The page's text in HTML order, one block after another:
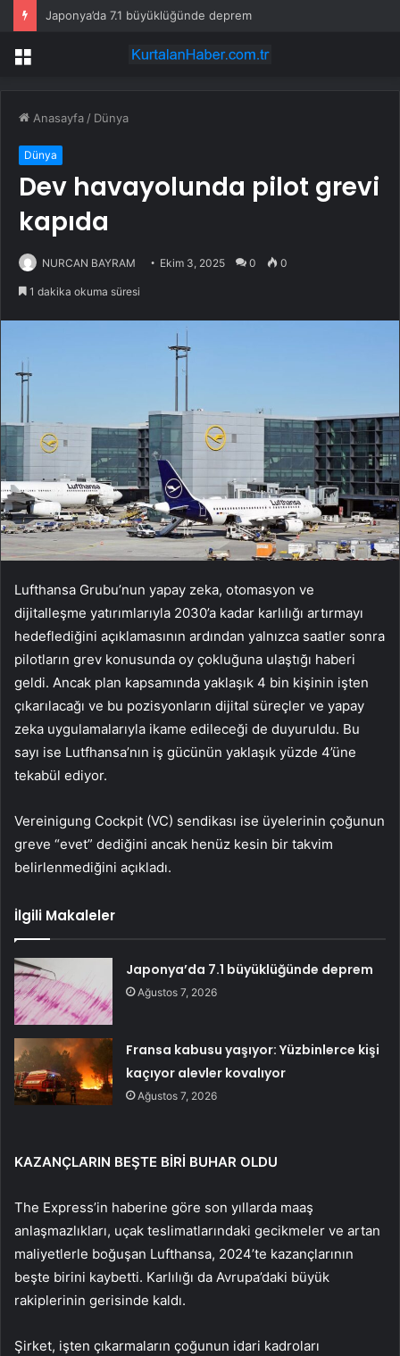
Japonya’da 7.1 büyüklüğünde deprem
Menü
Anasayfa / Dünya
Dünya
Dev havayolunda pilot grevi
kapıda
NURCAN BAYRAM Ekim 3, 2025 0 0
1 dakika okuma süresi
Lufthansa Grubu’nun yapay zeka, otomasyon ve
dijitalleşme yatırımlarıyla 2030’a kadar karlılığı artırmayı
hedeflediğini açıklamasının ardından yalnızca saatler sonra
pilotların grev konusunda oy çokluğuna ulaştığı haberi
geldi. Ancak plan kapsamında yaklaşık 4 bin kişinin işten
çıkarılacağı ve bu pozisyonların dijital süreçler ve yapay
zeka uygulamalarıyla ikame edileceği de duyuruldu. Bu
sayı ise Lutfhansa’nın iş gücünün yaklaşık yüzde 4’üne
tekabül ediyor.
Vereinigung Cockpit (VC) sendikası ise üyelerinin çoğunun
greve “evet” dediğini ancak henüz kesin bir takvim
belirlenmediğini açıkladı.
İlgili Makaleler
Japonya’da 7.1 büyüklüğünde deprem
Ağustos 7, 2026
Fransa kabusu yaşıyor: Yüzbinlerce kişi
kaçıyor alevler kovalıyor
Ağustos 7, 2026
KAZANÇLARIN BEŞTE BİRİ BUHAR OLDU
The Express’in haberine göre son yıllarda maaş
anlaşmazlıkları, uçak teslimatlarındaki gecikmeler ve artan
maliyetlerle boğuşan Lufthansa, 2024’te kazançlarının
beşte birini kaybetti. Karlılığı da Avrupa’daki büyük
rakiplerinin gerisinde kaldı.
Şirket, işten çıkarmaların çoğunun idari kadroları